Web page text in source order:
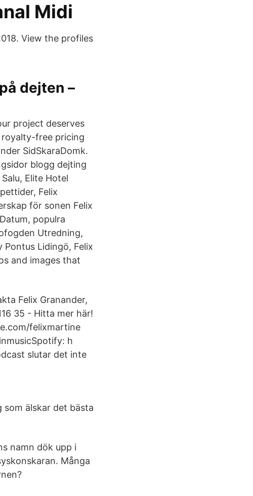
Midi
View the profiles
dejten –
project deserves
free pricing
SidSkaraDomk.
blogg dejting
Elite Hotel
Felix
för sonen Felix
populra
Utredning,
Pontus Lidingö, Felix
and images that
Felix Granander,
35 - Hitta mer här!
felixmartine
h
slutar det inte
som älskar det bästa
namn dök upp i
Många